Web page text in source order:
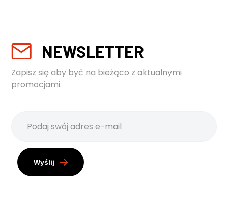
NEWSLETTER
Zapisz się aby być na bieżąco z aktualnymi
promocjami.
Wyślij